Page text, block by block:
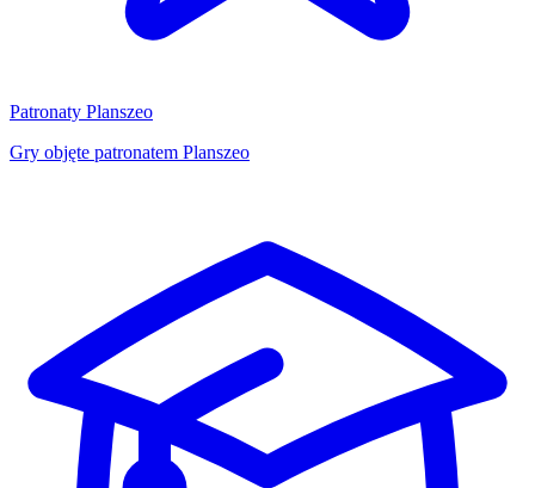
Patronaty Planszeo
Gry objęte patronatem Planszeo